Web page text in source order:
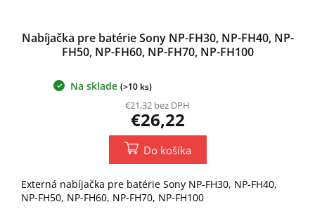
Nabíjačka pre batérie Sony NP-FH30, NP-FH40, NP-
FH50, NP-FH60, NP-FH70, NP-FH100
hodnotenie
produktu
je
5,0
z
5
Na sklade (>10 ks)
€21,32 bez DPH
€26,22
Do košíka
Externá nabíjačka pre batérie Sony NP-FH30, NP-FH40,
NP-FH50, NP-FH60, NP-FH70, NP-FH100